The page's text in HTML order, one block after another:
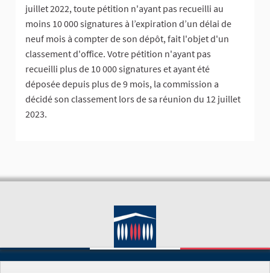
juillet 2022, toute pétition n'ayant pas recueilli au
moins 10 000 signatures à l’expiration d’un délai de
neuf mois à compter de son dépôt, fait l'objet d'un
classement d'office. Votre pétition n'ayant pas
recueilli plus de 10 000 signatures et ayant été
déposée depuis plus de 9 mois, la commission a
décidé son classement lors de sa réunion du 12 juillet
2023.